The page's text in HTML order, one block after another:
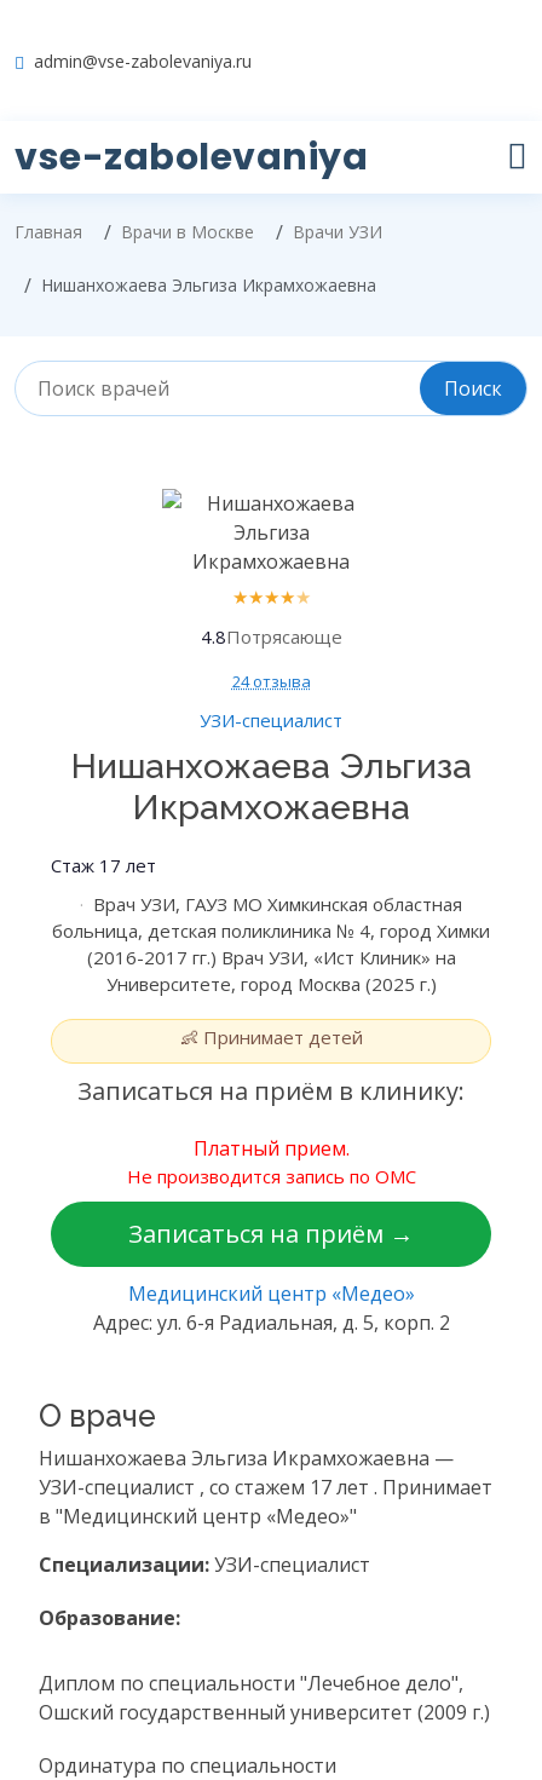
admin@vse-zabolevaniya.ru
vse-zabolevaniya
Главная Врачи в Москве Врачи УЗИ
Нишанхожаева Эльгиза Икрамхожаевна
★★★★★
4.8Потрясающе
24 отзыва
УЗИ-специалист
Нишанхожаева Эльгиза
Икрамхожаевна
Стаж 17 лет
Врач УЗИ, ГАУЗ МО Химкинская областная
больница, детская поликлиника № 4, город Химки
(2016-2017 гг.) Врач УЗИ, «Ист Клиник» на
Университете, город Москва (2025 г.)
👶 Принимает детей
Записаться на приём в клинику:
Платный прием.
Не производится запись по ОМС
Записаться на приём →
Медицинский центр «Медео»
Адрес: ул. 6-я Радиальная, д. 5, корп. 2
О враче
Нишанхожаева Эльгиза Икрамхожаевна —
УЗИ-специалист , со стажем 17 лет . Принимает
в "Медицинский центр «Медео»"
Специализации:УЗИ-специалист
Образование:
Диплом по специальности "Лечебное дело",
Ошский государственный университет (2009 г.)
Ординатура по специальности